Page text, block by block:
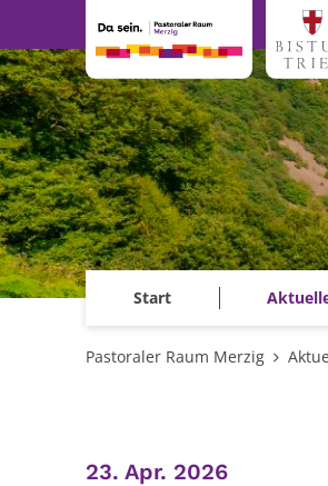
Start
Pastoraler Raum Merzig
23. Apr. 2026: